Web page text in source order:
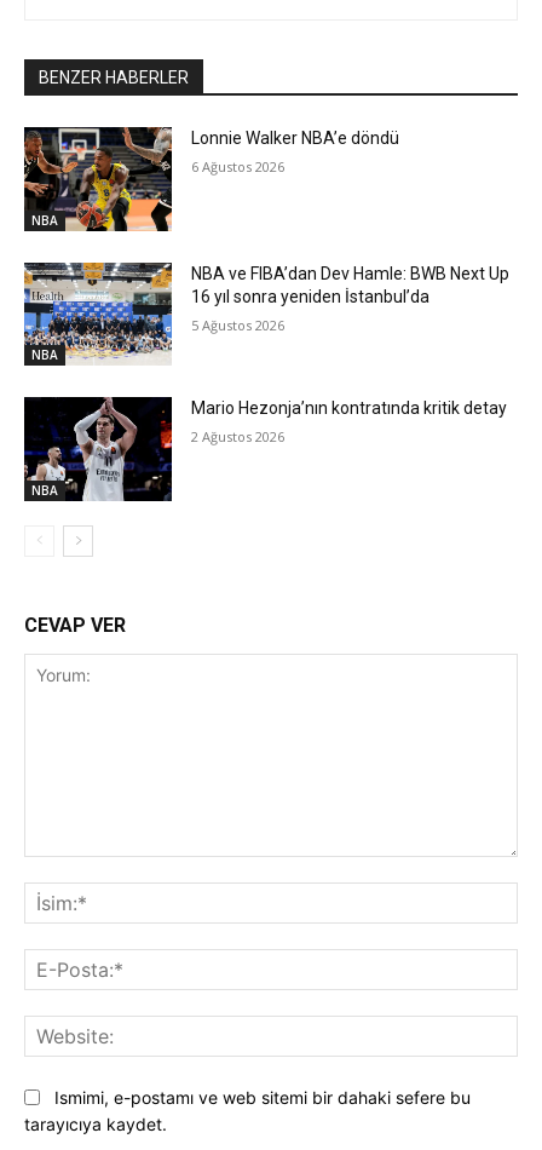
BENZER HABERLER
NBA
Lonnie Walker NBA’e döndü
6 Ağustos 2026
NBA
NBA ve FIBA’dan Dev Hamle: BWB Next Up
16 yıl sonra yeniden İstanbul’da
5 Ağustos 2026
NBA
Mario Hezonja’nın kontratında kritik detay
2 Ağustos 2026
CEVAP VER
Ismimi, e-postamı ve web sitemi bir dahaki sefere bu
tarayıcıya kaydet.